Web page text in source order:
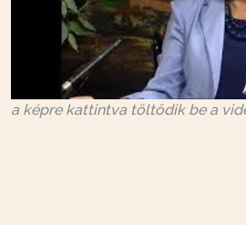
a képre kattintva töltődik be a